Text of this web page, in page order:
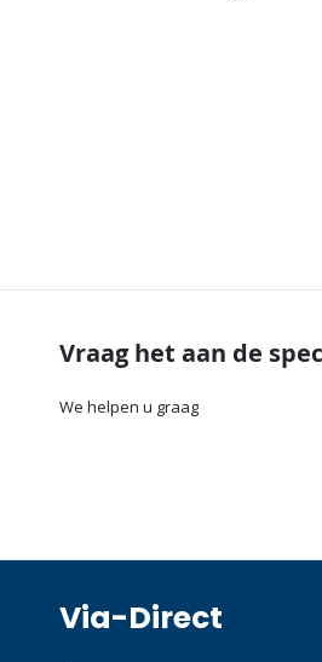
Vraag het aan de
We helpen u graag
Via-Direct